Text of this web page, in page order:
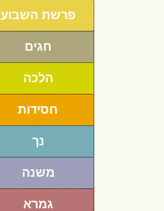
פרשת השבוע
חגים
הלכה
חסידות
נך
משנה
גמרא